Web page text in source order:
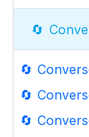
🔄
🔄
🔄
🔄